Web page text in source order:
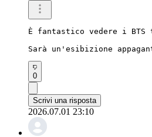
È fantastico vedere i BTS
Sarà un'esibizione
0
Scrivi una risposta
2026.07.01 23:10